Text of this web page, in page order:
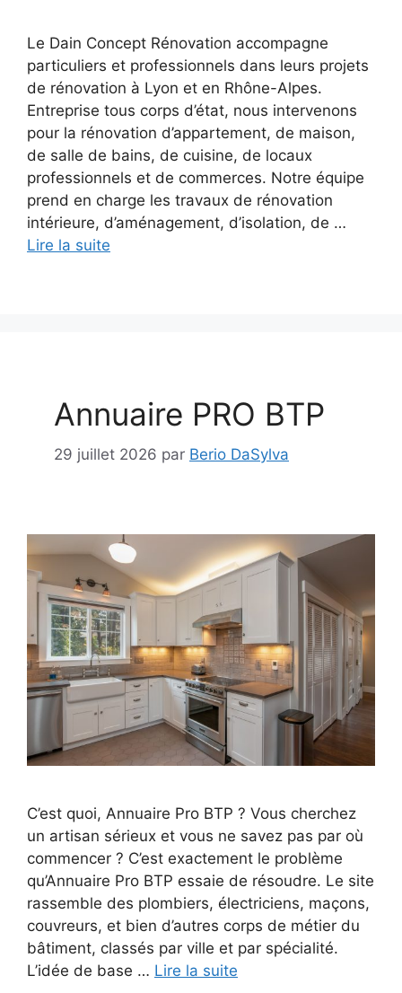
Le Dain Concept Rénovation accompagne
particuliers et professionnels dans leurs projets
de rénovation à Lyon et en Rhône-Alpes.
Entreprise tous corps d’état, nous intervenons
pour la rénovation d’appartement, de maison,
de salle de bains, de cuisine, de locaux
professionnels et de commerces. Notre équipe
prend en charge les travaux de rénovation
intérieure, d’aménagement, d’isolation, de …
Lire la suite
Annuaire PRO BTP
29 juillet 2026 par Berio DaSylva
C’est quoi, Annuaire Pro BTP ? Vous cherchez
un artisan sérieux et vous ne savez pas par où
commencer ? C’est exactement le problème
qu’Annuaire Pro BTP essaie de résoudre. Le site
rassemble des plombiers, électriciens, maçons,
couvreurs, et bien d’autres corps de métier du
bâtiment, classés par ville et par spécialité.
L’idée de base … Lire la suite